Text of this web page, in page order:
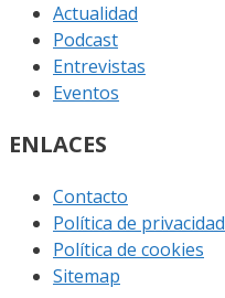
Actualidad
Podcast
Entrevistas
Eventos
ENLACES
Contacto
Política de privacidad
Política de cookies
Sitemap